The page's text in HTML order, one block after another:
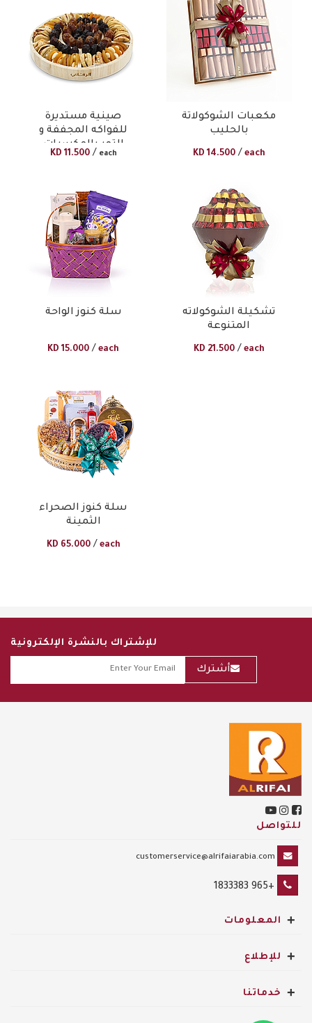
صينية مستديرة
للفواكه المجففة و
التمر بالمكسرات
KD 11.500 / each
مكعبات الشوكولاتة
بالحليب
KD 14.500 / each
سلة كنوز الواحة
KD 15.000 / each
تشكيلة الشوكولاته
المتنوعة
KD 21.500 / each
سلة كنوز الصحراء
الثمينة
KD 65.000 / each
للإشتراك بالنشرة الإلكترونية
أشترك
للتواصل
customerservice@alrifaiarabia.com
+965 1833383
المعلومات +
للإطلاع +
خدماتنا +